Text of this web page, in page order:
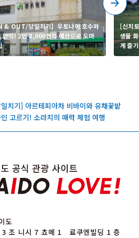
치기] 아르테피아차 비바이와 유채꽃밭
고르기! 소라치의 매력 체험 여행
& OUT/당일치기】우토나이 호수와
만끽! 2인 8,000엔의 예산으로 도마
[신치
생물
게 즐
도
3 조 니시 7 쵸메 1 료쿠엔빌딩 1 층